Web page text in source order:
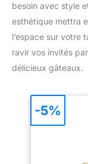
besoin avec style
esthétique mettra
l’espace sur votre
ravir vos invités
délicieux gâteaux.
-5%